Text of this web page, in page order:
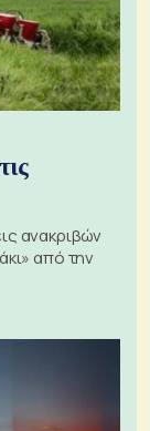
ανακριβών
από την